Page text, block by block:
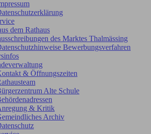
dem Rathaus
des Marktes Thalmässing
Bewerbungsverfahren
& Öffnungszeiten
Alte Schule
& Kritik
Archiv